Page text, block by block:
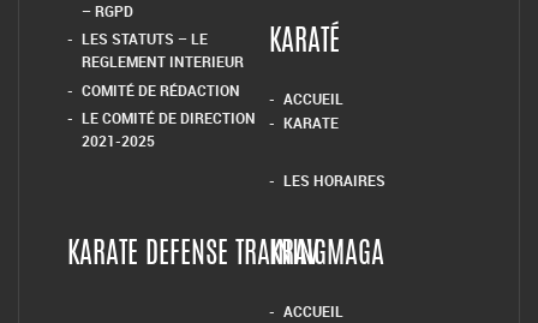
– RGPD
LES STATUTS – LE
REGLEMENT INTERIEUR
COMITÉ DE RÉDACTION
LE COMITÉ DE DIRECTION
2021-2025
KARATÉ
ACCUEIL
KARATE
LES HORAIRES
KARATE DEFENSE TRAININGKRAV MAGA
ACCUEIL